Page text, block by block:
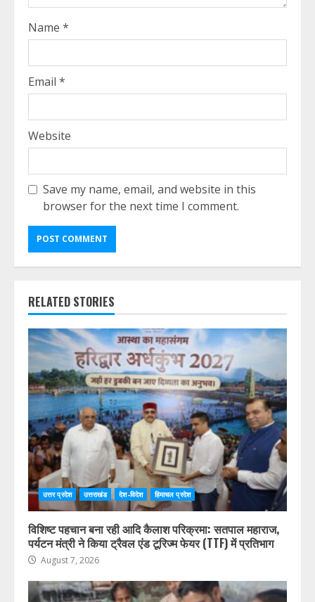
Name *
Email *
Website
Save my name, email, and website in this
browser for the next time I comment.
RELATED STORIES
उत्तर प्रदेश उत्तराखंड देश-विदेश हिमाचल प्रदेश
विशिष्ट पहचान बना रही आदि कैलाश परिक्रमा: सतपाल महाराज,
पर्यटन मंत्री ने किया ट्रैवल एंड टूरिज्म फेयर (TTF) में प्रतिभाग
August 7, 2026